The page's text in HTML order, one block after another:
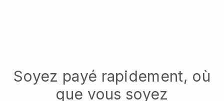
Soyez payé rapidement, où
que vous soyez